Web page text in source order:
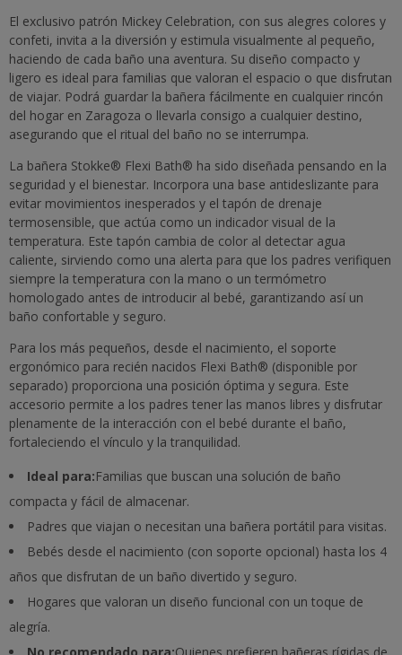
El exclusivo patrón Mickey Celebration, con sus alegres colores y
confeti, invita a la diversión y estimula visualmente al pequeño,
haciendo de cada baño una aventura. Su diseño compacto y
ligero es ideal para familias que valoran el espacio o que disfrutan
de viajar. Podrá guardar la bañera fácilmente en cualquier rincón
del hogar en Zaragoza o llevarla consigo a cualquier destino,
asegurando que el ritual del baño no se interrumpa.
La bañera Stokke® Flexi Bath® ha sido diseñada pensando en la
seguridad y el bienestar. Incorpora una base antideslizante para
evitar movimientos inesperados y el tapón de drenaje
termosensible, que actúa como un indicador visual de la
temperatura. Este tapón cambia de color al detectar agua
caliente, sirviendo como una alerta para que los padres verifiquen
siempre la temperatura con la mano o un termómetro
homologado antes de introducir al bebé, garantizando así un
baño confortable y seguro.
Para los más pequeños, desde el nacimiento, el soporte
ergonómico para recién nacidos Flexi Bath® (disponible por
separado) proporciona una posición óptima y segura. Este
accesorio permite a los padres tener las manos libres y disfrutar
plenamente de la interacción con el bebé durante el baño,
fortaleciendo el vínculo y la tranquilidad.
Ideal para:Familias que buscan una solución de baño
compacta y fácil de almacenar.
Padres que viajan o necesitan una bañera portátil para visitas.
Bebés desde el nacimiento (con soporte opcional) hasta los 4
años que disfrutan de un baño divertido y seguro.
Hogares que valoran un diseño funcional con un toque de
alegría.